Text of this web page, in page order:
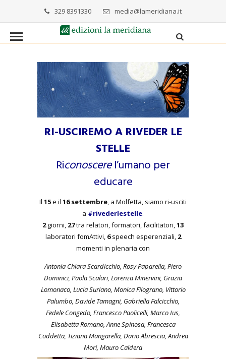
329 8391330 media@lameridiana.it
RI-USCIREMO A RIVEDER LE
STELLE
Riconoscerel’umano per
educare
Il 15e il 16 settembre, a Molfetta, siamo ri-usciti
a #rivederlestelle.
2giorni, 27tra relatori, formatori, facilitatori,13
laboratori fomAttivi, 6speech esperenziali, 2
momenti in plenaria con
Antonia Chiara Scardicchio, Rosy Paparella, Piero
Dominici, Paola Scalari, Lorenza Minervini, Grazia
Lomonaco, Lucia Suriano, Monica Filograno, Vittorio
Palumbo, Davide Tamagni, Gabriella Falcicchio,
Fedele Congedo, Francesco Paolicelli, Marco Ius,
Elisabetta Romano, Anne Spinosa, Francesca
Coddetta, Tiziana Mangarella, Dario Abrescia, Andrea
Mori, Mauro Caldera